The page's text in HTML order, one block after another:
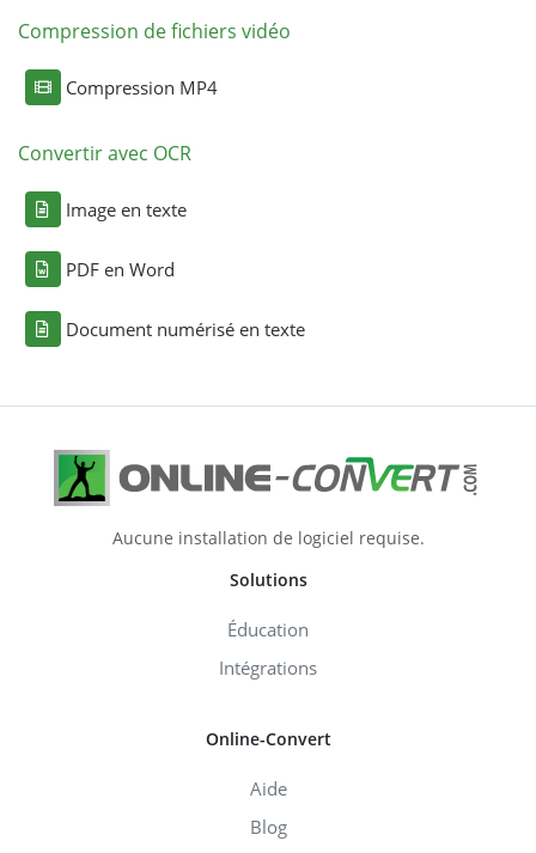
Compression de fichiers vidéo
Compression MP4
Convertir avec OCR
Image en texte
PDF en Word
Document numérisé en texte
Aucune installation de logiciel requise.
Solutions
Éducation
Intégrations
Online-Convert
Aide
Blog